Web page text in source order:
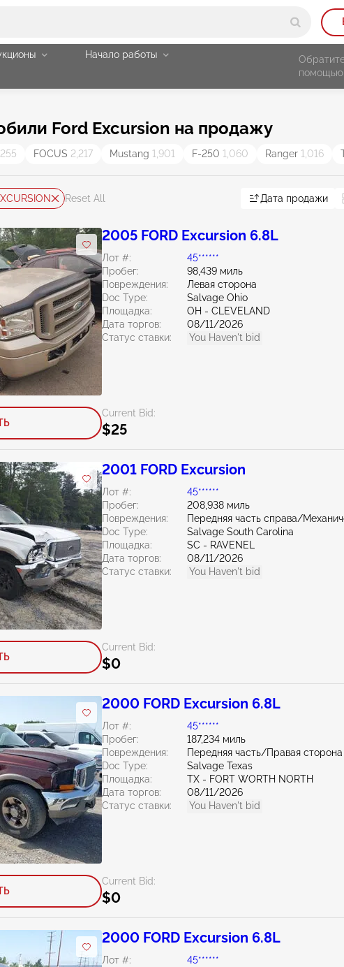
Начало работы
помощью
Ford Excursion на продажу
FOCUS 2,217 Mustang 1,901 F-250 1,060 Ranger 1,016
Reset All Дата продажи
2005 FORD Excursion 6.8L
Лот #:
45******
Пробег:
98,439 миль
Повреждения:
Левая сторона
Doc Type:
Salvage Ohio
Площадка:
OH - CLEVELAND
Дата торгов:
08/11/2026
Статус ставки:
You Haven't bid
Current Bid:
$25
2001 FORD Excursion
Лот #:
45******
Пробег:
208,938 миль
Повреждения:
Передняя часть справа/
Doc Type:
Salvage South Carolina
Площадка:
SC - RAVENEL
Дата торгов:
08/11/2026
Статус ставки:
You Haven't bid
Current Bid:
$0
2000 FORD Excursion 6.8L
Лот #:
45******
Пробег:
187,234 миль
Повреждения:
Передняя часть/Правая сторона
Doc Type:
Salvage Texas
Площадка:
TX - FORT WORTH NORTH
Дата торгов:
08/11/2026
Статус ставки:
You Haven't bid
Current Bid:
$0
2000 FORD Excursion 6.8L
Лот #:
45******